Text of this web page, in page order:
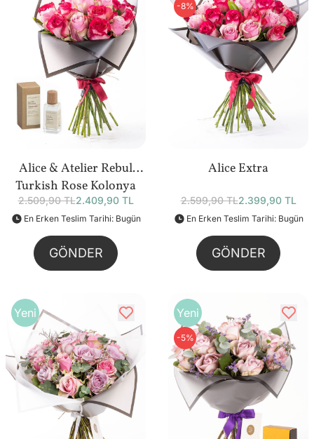
Alice & Atelier Rebul
Turkish Rose Kolonya
(50 ml) Bundle
2.509,90 TL2.409,90 TL
En Erken Teslim Tarihi: Bugün
GÖNDER
-8%
Alice Extra
2.599,90 TL2.399,90 TL
En Erken Teslim Tarihi: Bugün
GÖNDER
Yeni Yeni
-5%